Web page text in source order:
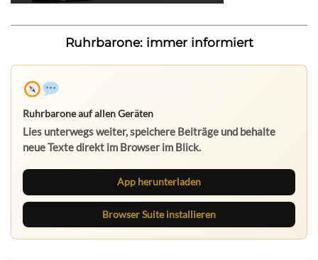
Ruhrbarone: immer informiert
Ruhrbarone auf allen Geräten
Lies unterwegs weiter, speichere Beiträge und behalte
neue Texte direkt im Browser im Blick.
App herunterladen
Browser Suite installieren